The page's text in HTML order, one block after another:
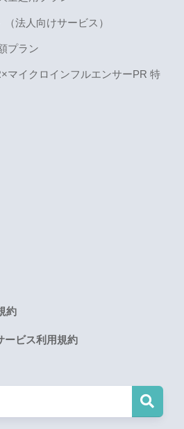
法人向けサービス）
プラン
マイクロインフルエンサーPR 特
約
ービス利用規約